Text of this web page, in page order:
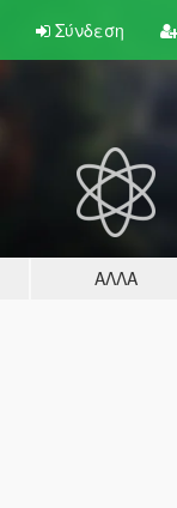
Σύνδεση
ΆΛΛΑ